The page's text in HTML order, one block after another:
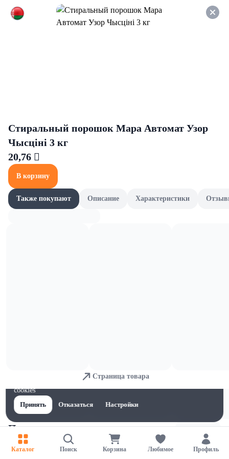
Оформляйте заказ НА
САМОВЫВОЗ и получайте
Пицца
Каталог Поиск Корзина Любимое Профиль
Для обеспечения удобства пользователей сайта используются
cookies
Принять
Отказаться Настройки
Стиральный порошок Мара Автомат Узор
Чысцiнi 3 кг
20,76 
В корзину
Также покупают Описание Характеристики
Страница товара